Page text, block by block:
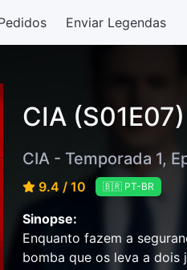
Enviar Legendas
CIA
CIA - Temporada 1,
9.4 / 10 🇧🇷 PT-BR
Sinopse:
Enquanto fazem a
bomba que os leva a dois